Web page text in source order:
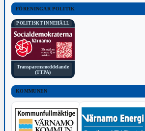
FÖRENINGAR POLITIK
POLITISKT INNEHÅLL
Transparensmeddelande
(TTPA)
KOMMUNEN